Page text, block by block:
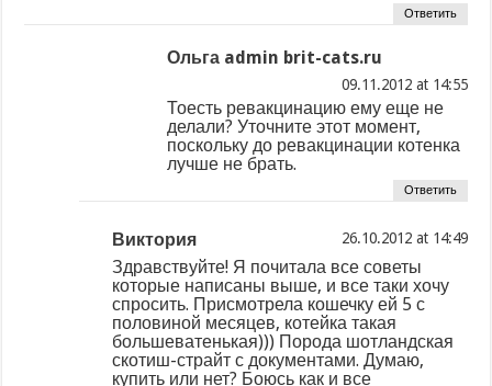
Ответить
Ольга admin brit-cats.ru
at
Тоесть ревакцинацию ему еще не
делали? Уточните этот момент,
поскольку до ревакцинации котенка
лучше не брать.
Ответить
Виктория at
Здравствуйте! Я почитала все советы
которые написаны выше, и все таки хочу
спросить. Присмотрела кошечку ей 5 с
половиной месяцев, котейка такая
большеватенькая))) Порода шотландская
скотиш-страйт с документами. Думаю,
купить или нет? Боюсь как и все